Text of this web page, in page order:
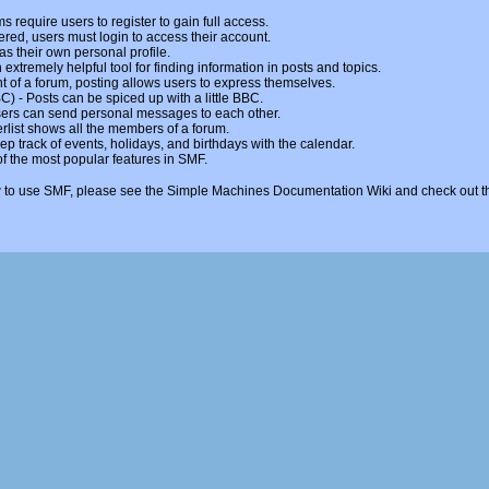
require users to register to gain full access.
users must login to access their account.
their own personal profile.
helpful tool for finding information in posts and topics.
of a forum, posting allows users to express themselves.
- Posts can be spiced up with a little BBC.
can send personal messages to each other.
shows all the members of a forum.
track of events, holidays, and birthdays with the calendar.
the most popular features in SMF.
use SMF, please see theSimple Machines Documentation Wiki and check out